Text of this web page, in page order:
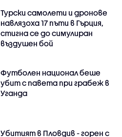
Турски самолети и дронове
навлязоха 17 пъти в Гърция,
стигна се до симулиран
въздушен бой
Футболен национал беше
убит с павета при грабеж в
Уганда
Убитият в Пловдив - горен с